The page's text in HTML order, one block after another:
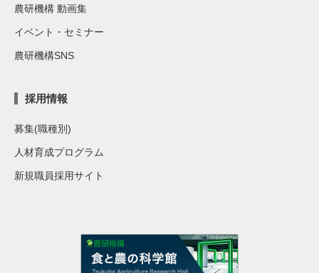
農研機構 動画集
イベント・セミナー
農研機構SNS
採用情報
募集(職種別)
人材育成プログラム
新規職員採用サイト